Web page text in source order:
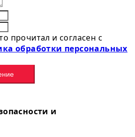
прочитал и согласен с
обработки персональных
и